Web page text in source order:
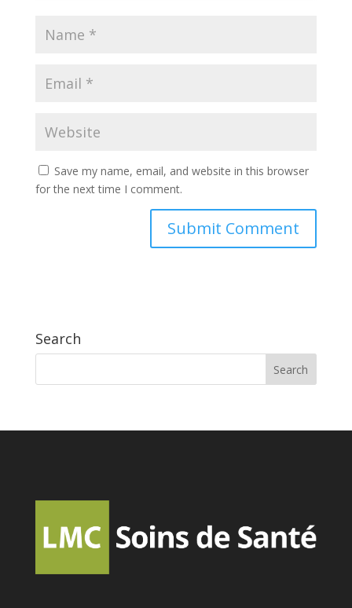
Save my name, email, and website in this browser
for the next time I comment.
Search